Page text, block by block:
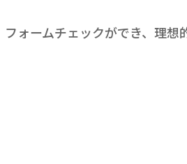
ォームチェックができ、理想